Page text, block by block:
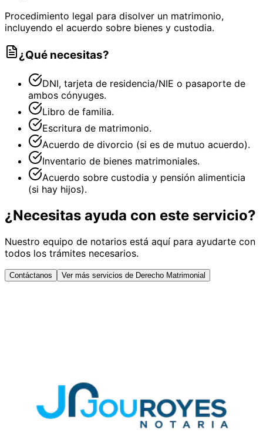
Procedimiento legal para disolver un matrimonio,
incluyendo el acuerdo sobre bienes y custodia.
¿Qué necesitas?
DNI, tarjeta de residencia/NIE o pasaporte de
ambos cónyuges.
Libro de familia.
Escritura de matrimonio.
Acuerdo de divorcio (si es de mutuo acuerdo).
Inventario de bienes matrimoniales.
Acuerdo sobre custodia y pensión alimenticia
(si hay hijos).
¿Necesitas ayuda con este servicio?
Nuestro equipo de notarios está aquí para ayudarte con
todos los trámites necesarios.
Contáctanos Ver más servicios de Derecho Matrimonial